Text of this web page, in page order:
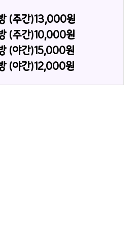
(주간)13,000원
(주간)10,000원
(야간)15,000원
(야간)12,000원